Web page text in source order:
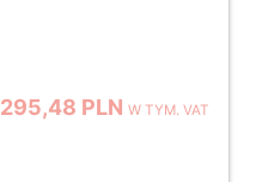
295,48 PLNW TYM. VAT